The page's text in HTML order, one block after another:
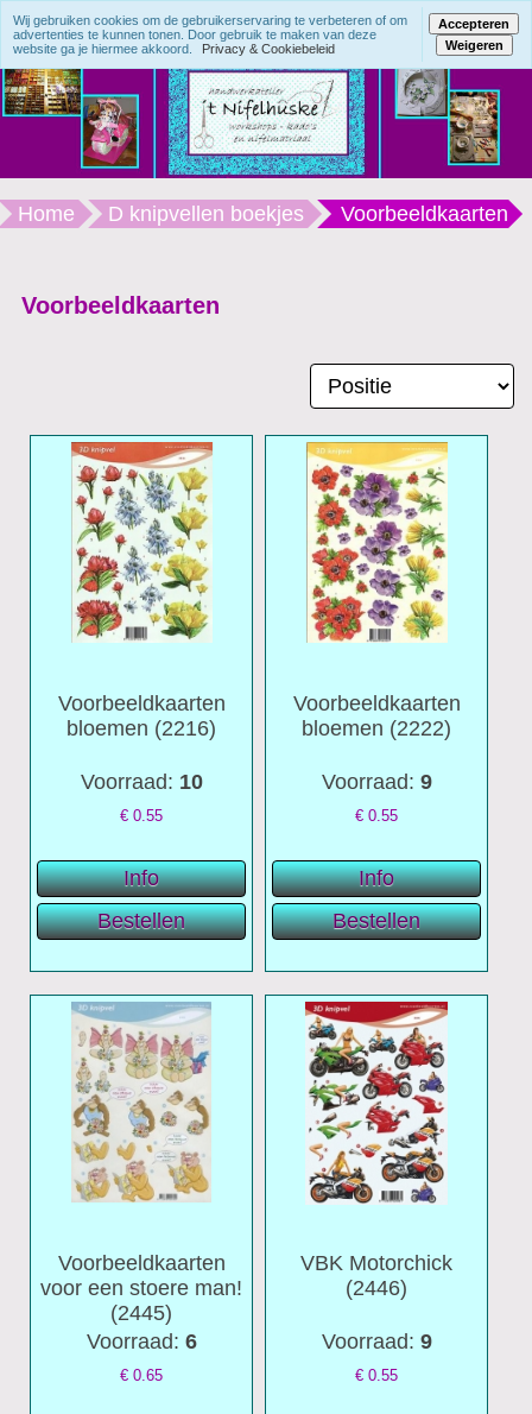
Home D knipvellen boekjes Voorbeeldkaarten
Voorbeeldkaarten
Voorbeeldkaarten
bloemen (2216)
Voorraad: 10
€0.55
Voorbeeldkaarten
bloemen (2222)
Voorraad: 9
€0.55
Voorbeeldkaarten
voor een stoere man!
(2445)
Voorraad: 6
€0.65
VBK Motorchick
(2446)
Voorraad: 9
€0.55
Wij gebruiken cookies om de gebruikerservaring te verbeteren of om
advertenties te kunnen tonen. Door gebruik te maken van deze
website ga je hiermee akkoord.
Privacy & Cookiebeleid
Accepteren
Weigeren